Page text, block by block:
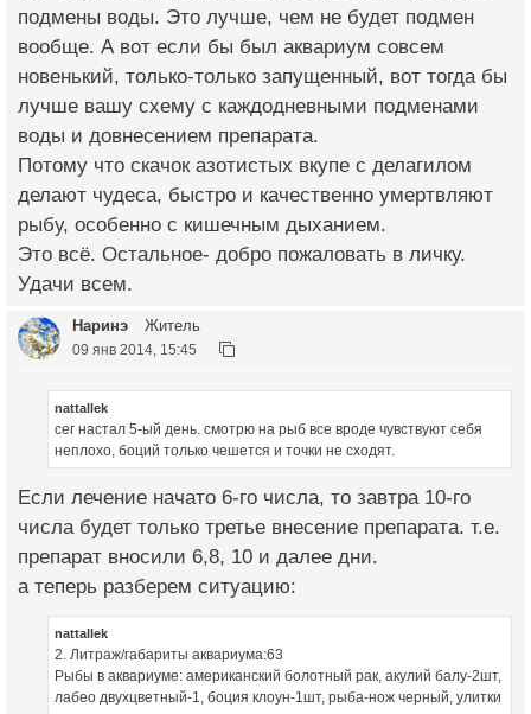
подмены воды. Это лучше, чем не будет подмен
вообще. А вот если бы был аквариум совсем
новенький, только-только запущенный, вот тогда бы
лучше вашу схему с каждодневными подменами
воды и довнесением препарата.
Потому что скачок азотистых вкупе с делагилом
делают чудеса, быстро и качественно умертвляют
рыбу, особенно с кишечным дыханием.
Это всё. Остальное- добро пожаловать в личку.
Удачи всем.
Наринэ Житель
09 янв 2014, 15:45
nattallek
сег настал 5-ый день. смотрю на рыб все вроде чувствуют себя
неплохо, боций только чешется и точки не сходят.
Если лечение начато 6-го числа, то завтра 10-го
числа будет только третье внесение препарата. т.е.
препарат вносили 6,8, 10 и далее дни.
а теперь разберем ситуацию:
nattallek
2. Литраж/габариты аквариума:63
Рыбы в аквариуме: американский болотный рак, акулий балу-2шт,
лабео двухцветный-1, боция клоун-1шт, рыба-нож черный, улитки